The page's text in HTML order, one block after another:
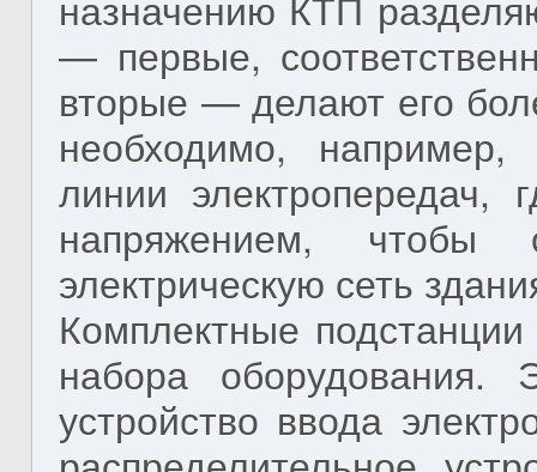
— первые,
вторые — делают его
необходимо,
линии электропередач,
напряжением, чтобы
электрическую сеть
Комплектные
набора оборудования.
устройство ввода